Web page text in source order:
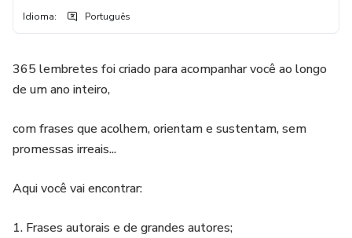
Idioma: Português
365 lembretes foi criado para acompanhar você ao longo
de um ano inteiro,
com frases que acolhem, orientam e sustentam, sem
promessas irreais...
Aqui você vai encontrar:
1. Frases autorais e de grandes autores;